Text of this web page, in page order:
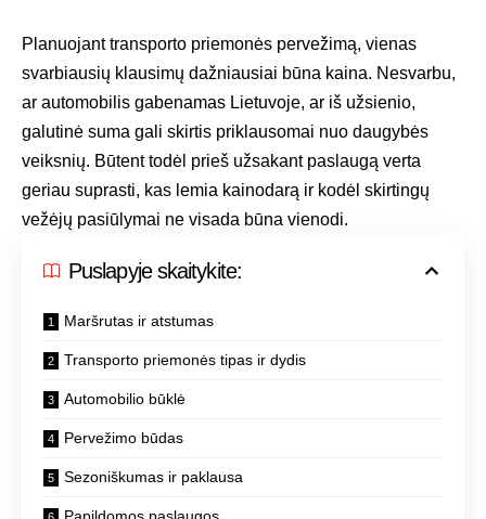
Planuojant transporto priemonės pervežimą, vienas
svarbiausių klausimų dažniausiai būna kaina. Nesvarbu,
ar automobilis gabenamas Lietuvoje, ar iš užsienio,
galutinė suma gali skirtis priklausomai nuo daugybės
veiksnių. Būtent todėl prieš užsakant paslaugą verta
geriau suprasti, kas lemia kainodarą ir kodėl skirtingų
vežėjų pasiūlymai ne visada būna vienodi.
Puslapyje skaitykite:
Maršrutas ir atstumas
Transporto priemonės tipas ir dydis
Automobilio būklė
Pervežimo būdas
Sezoniškumas ir paklausa